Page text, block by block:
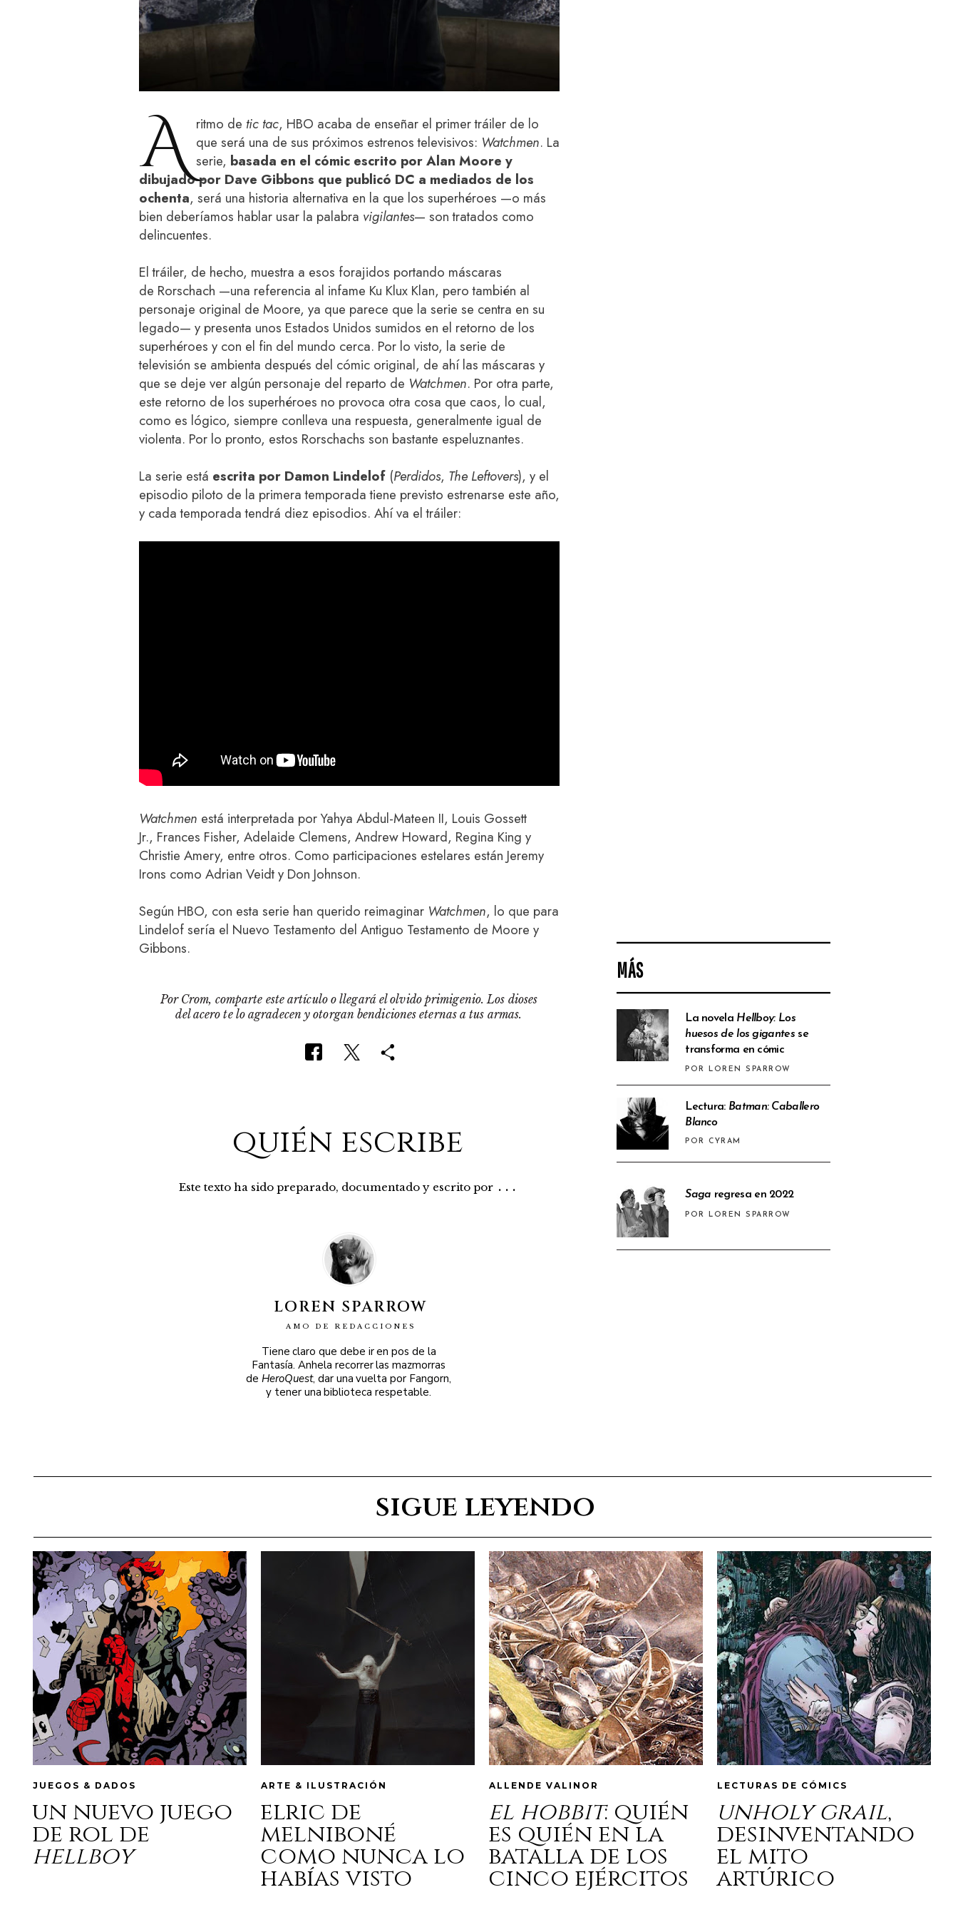
MÁS
La novela Hellboy: Los
huesos de los gigantesse
transforma en cómic
POR LOREN SPARROW
Lectura: Batman: Caballero
Blanco
POR CYRAM
Saga regresa en 2022
POR LOREN SPARROW
A ritmo de tic tac, HBO acaba de enseñar el primer tráiler de lo
que será una de sus próximos estrenos televisivos: Watchmen. La
serie, basada en el cómic escrito por Alan Moore y
dibujado por Dave Gibbons que publicó DC a mediados de los
ochenta, será una historia alternativa en la que los superhéroes —o más
bien deberíamos hablar usar la palabra vigilantes— son tratados como
delincuentes.
El tráiler, de hecho, muestra a esos forajidos portando máscaras
de Rorschach —una referencia al infame Ku Klux Klan, pero también al
personaje original de Moore, ya que parece que la serie se centra en su
legado— y presenta unos Estados Unidos sumidos en el retorno de los
superhéroes y con el fin del mundo cerca. Por lo visto, la serie de
televisión se ambienta después del cómic original, de ahí las máscaras y
que se deje ver algún personaje del reparto de Watchmen. Por otra parte,
este retorno de los superhéroes no provoca otra cosa que caos, lo cual,
como es lógico, siempre conlleva una respuesta, generalmente igual de
violenta. Por lo pronto, estos Rorschachs son bastante espeluznantes.
La serie está escrita por Damon Lindelof (Perdidos, The Leftovers), y el
episodio piloto de la primera temporada tiene previsto estrenarse este año,
y cada temporada tendrá diez episodios. Ahí va el tráiler:
Watchmen está interpretada por Yahya Abdul-Mateen II, Louis Gossett
Jr., Frances Fisher, Adelaide Clemens, Andrew Howard, Regina King y
Christie Amery, entre otros. Como participaciones estelares están Jeremy
Irons como Adrian Veidt y Don Johnson.
Según HBO, con esta serie han querido reimaginar Watchmen, lo que para
Lindelof sería el Nuevo Testamento del Antiguo Testamento de Moore y
Gibbons.
Por Crom, comparte este artículo o llegará el olvido primigenio. Los dioses
del acero te lo agradecen y otorgan bendiciones eternas a tus armas.
quién escribe
Este texto ha sido preparado, documentado y escrito por ...
LOREN SPARROW
AMO DE REDACCIONES
Tiene claro que debe ir en pos de la
Fantasía. Anhela recorrer las mazmorras
de HeroQuest, dar una vuelta por Fangorn,
y tener una biblioteca respetable.
sigue leyendo
JUEGOS & DADOS
un nuevo juego
de rol de
hellboy
ARTE & ILUSTRACIÓN
elric de
melniboné
como nunca lo
habías visto
ALLENDE VALINOR
el hobbit: quién
es quién en la
batalla de los
cinco ejércitos
LECTURAS DE CÓMICS
unholy grail,
desinventando
el mito
artúrico